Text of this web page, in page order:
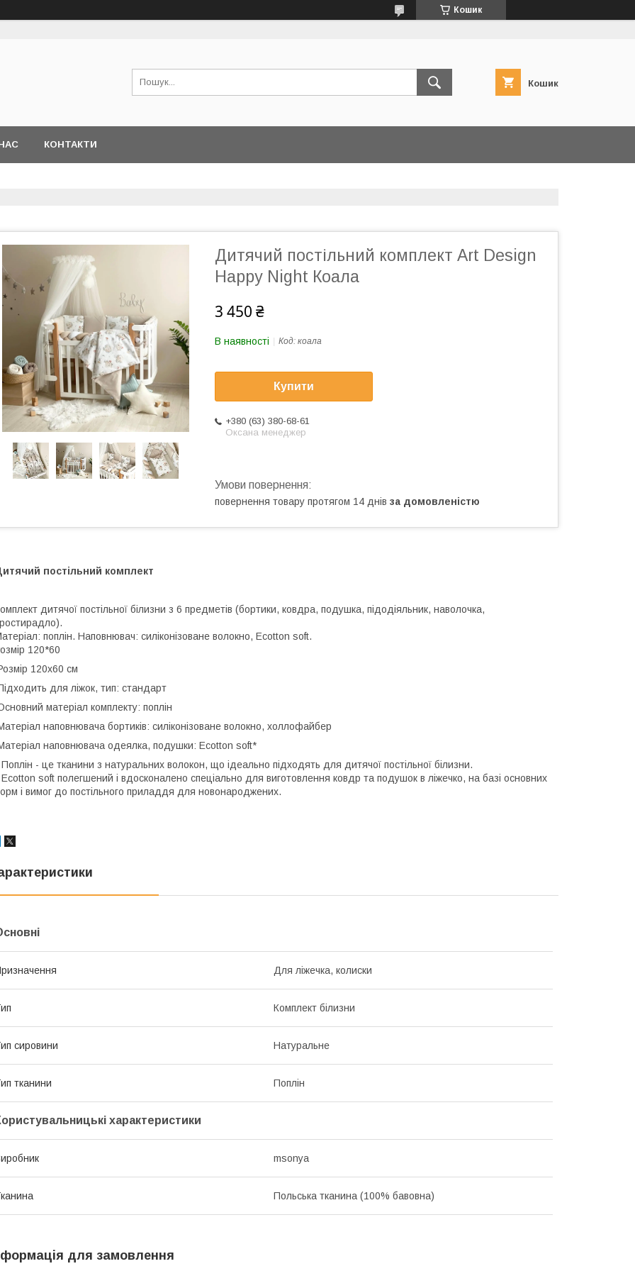
Кошик
Кошик
КОНТАКТИ
Дитячий постільний комплект Art Design
Happy Night Коала
3 450 ₴
В наявності Код: коала
Купити
+380 (63) 380-68-61
Оксана менеджер
повернення товару протягом 14 днів за домовленістю
постільний комплект
дитячої постільної білизни з 6 предметів (бортики, ковдра, подушка, підодіяльник, наволочка,
поплін. Наповнювач: силіконізоване волокно, Ecotton soft.
120*60
120х60 см
для ліжок, тип: стандарт
матеріал комплекту: поплін
наповнювача бортиків: силіконізоване волокно, холлофайбер
наповнювача одеялка, подушки: Ecotton soft*
- це тканини з натуральних волокон, що ідеально підходять для дитячої постільної білизни.
soft полегшений і вдосконалено спеціально для виготовлення ковдр та подушок в ліжечко, на базі основних
і вимог до постільного приладдя для новонароджених.
Для ліжечка, колиски
Комплект білизни
сировини Натуральне
тканини Поплін
характеристики
msonya
Польська тканина (100% бавовна)
для замовлення